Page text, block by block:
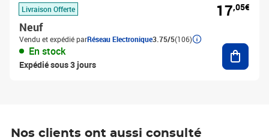
Livraison Offerte
Neuf
Vendu et expédié parRéseau Electronique3.75/5(106)
En stock
Expédié sous 3 jours
17,05€
Nos clients ont aussi consulté